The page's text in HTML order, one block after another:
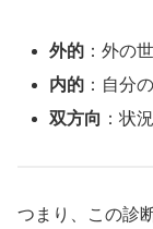
外的 ：外の
内的 ：自分
双方向 ：状
つまり、この診